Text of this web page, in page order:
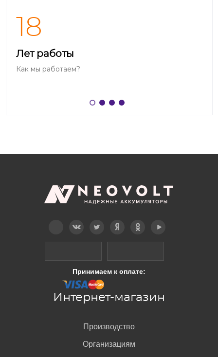
18
Лет работы
Как мы работаем?
Принимаем к оплате:
Интернет-магазин
Производство
Организациям